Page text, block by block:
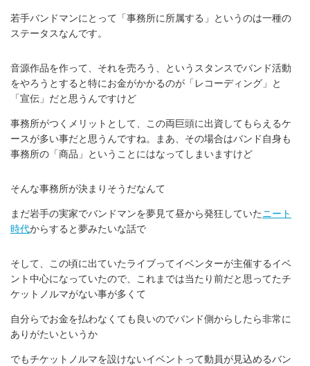
若手バンドマンにとって「事務所に所属する」というのは一種の
ステータスなんです。
音源作品を作って、それを売ろう、というスタンスでバンド活動
をやろうとすると特にお金がかかるのが「レコーディング」と
「宣伝」だと思うんですけど
事務所がつくメリットとして、この両巨頭に出資してもらえるケ
ースが多い事だと思うんですね。まあ、その場合はバンド自身も
事務所の「商品」ということにはなってしまいますけど
そんな事務所が決まりそうだなんて
まだ岩手の実家でバンドマンを夢見て昼から発狂していたニート
時代からすると夢みたいな話で
そして、この頃に出ていたライブってイベンターが主催するイベ
ント中心になっていたので、これまでは当たり前だと思ってたチ
ケットノルマがない事が多くて
自分らでお金を払わなくても良いのでバンド側からしたら非常に
ありがたいというか
でもチケットノルマを設けないイベントって動員が見込めるバン